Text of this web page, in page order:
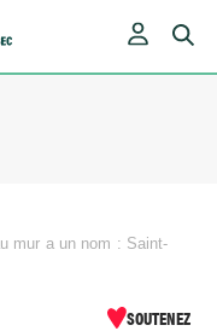
mur a un nom : Saint-
SOUTENEZ